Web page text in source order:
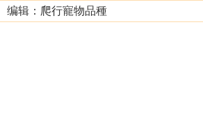
编辑：爬行寵物品種